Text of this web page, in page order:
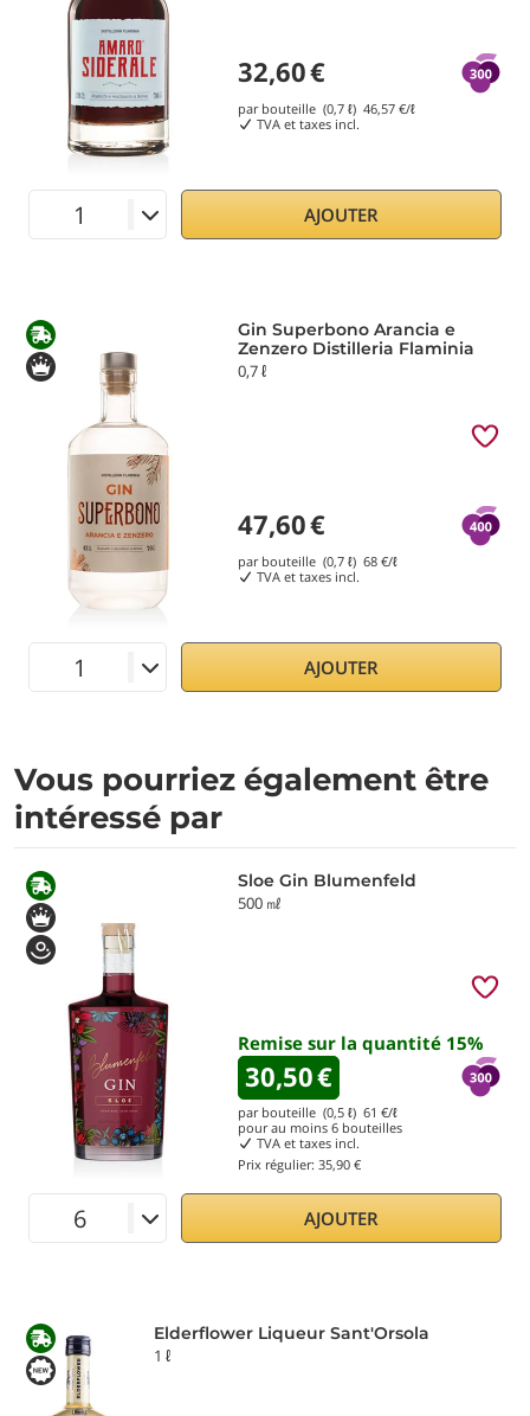
32,60€
par bouteille (0,7 ℓ) 46,57€/ℓ
TVA et taxes incl.
AJOUTER
Gin Superbono Arancia e
Zenzero Distilleria Flaminia
0,7 ℓ
47,60€
par bouteille (0,7 ℓ) 68€/ℓ
TVA et taxes incl.
AJOUTER
Vous pourriez également être
intéressé par
Sloe Gin Blumenfeld
500 ㎖
Remise sur la quantité 15%
30,50€
par bouteille (0,5 ℓ) 61 €/ℓ
pour au moins 6bouteilles
TVA et taxes incl.
Prix régulier: 35,90 €
AJOUTER
Elderflower Liqueur Sant'Orsola
1 ℓ